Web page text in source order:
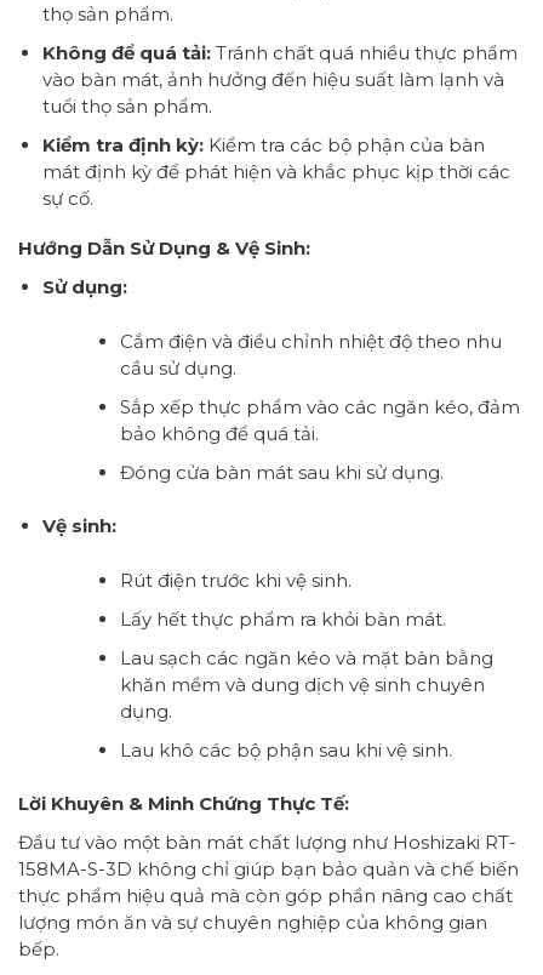
thọ sản phẩm.
Không để quá tải:Tránh chất quá nhiều thực phẩm
vào bàn mát, ảnh hưởng đến hiệu suất làm lạnh và
tuổi thọ sản phẩm.
Kiểm tra định kỳ:Kiểm tra các bộ phận của bàn
mát định kỳ để phát hiện và khắc phục kịp thời các
sự cố.
Hướng Dẫn Sử Dụng & Vệ Sinh:
Sử dụng:
Cắm điện và điều chỉnh nhiệt độ theo nhu
cầu sử dụng.
Sắp xếp thực phẩm vào các ngăn kéo, đảm
bảo không để quá tải.
Đóng cửa bàn mát sau khi sử dụng.
Vệ sinh:
Rút điện trước khi vệ sinh.
Lấy hết thực phẩm ra khỏi bàn mát.
Lau sạch các ngăn kéo và mặt bàn bằng
khăn mềm và dung dịch vệ sinh chuyên
dụng.
Lau khô các bộ phận sau khi vệ sinh.
Lời Khuyên & Minh Chứng Thực Tế:
Đầu tư vào một bàn mát chất lượng như Hoshizaki RT-
158MA-S-3D không chỉ giúp bạn bảo quản và chế biến
thực phẩm hiệu quả mà còn góp phần nâng cao chất
lượng món ăn và sự chuyên nghiệp của không gian
bếp.